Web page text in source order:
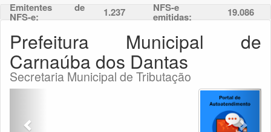
Emitentes de
NFS-e: 1.237 NFS-e
emitidas: 19.086
Prefeitura Municipal de
Carnaúba dos Dantas
Secretaria Municipal de Tributação
Next